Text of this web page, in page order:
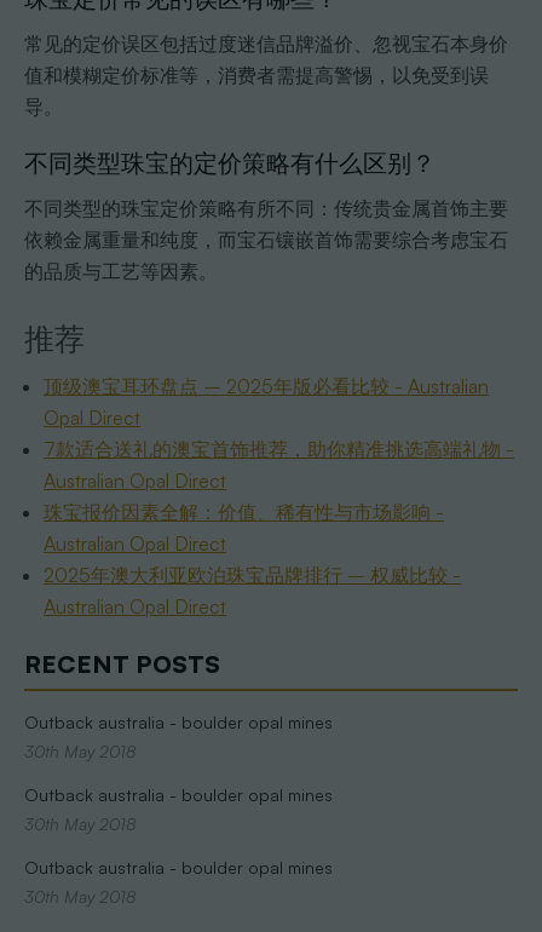
RECENT POSTS
Outback australia - boulder opal mines
30th May 2018
Outback australia - boulder opal mines
30th May 2018
Outback australia - boulder opal mines
30th May 2018
常见的定价误区包括过度迷信品牌溢价、忽视宝石本身价
值和模糊定价标准等，消费者需提高警惕，以免受到误
导。
不同类型珠宝的定价策略有什么区别？
不同类型的珠宝定价策略有所不同：传统贵金属首饰主要
依赖金属重量和纯度，而宝石镶嵌首饰需要综合考虑宝石
的品质与工艺等因素。
推荐
顶级澳宝耳环盘点 – 2025年版必看比较 - Australian
Opal Direct
7款适合送礼的澳宝首饰推荐，助你精准挑选高端礼物 -
Australian Opal Direct
珠宝报价因素全解：价值、稀有性与市场影响 -
Australian Opal Direct
2025年澳大利亚欧泊珠宝品牌排行 – 权威比较 -
Australian Opal Direct